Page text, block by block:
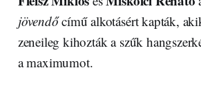
jövendőcímű alkotásért kapták,
zeneileg kihozták a szűk
a maximumot.